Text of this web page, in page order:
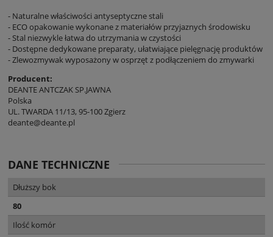
- Naturalne właściwości antyseptyczne stali
- ECO opakowanie wykonane z materiałów przyjaznych środowisku
- Stal niezwykle łatwa do utrzymania w czystości
- Dostępne dedykowane preparaty, ułatwiające pielęgnację produktów
- Zlewozmywak wyposażony w osprzęt z podłączeniem do zmywarki
Producent:
DEANTE ANTCZAK SP.JAWNA
Polska
UL. TWARDA 11/13, 95-100 Zgierz
deante@deante.pl
DANE TECHNICZNE
Dłuższy bok
80
Ilość komór